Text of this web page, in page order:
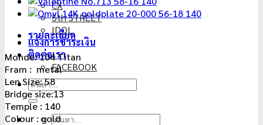
CX
5th STREET
IDOL
แจ้งการชำระเงิน
ติดต่อเรา
FACEBOOK
ค้นหา:
ค้นหา:
13
gold
ชิ้น
รายละเอียด
Monde: 104 Titan
Fram : metal
Len Size: 58
Bridge size:13
Temple : 140
Colour : gold